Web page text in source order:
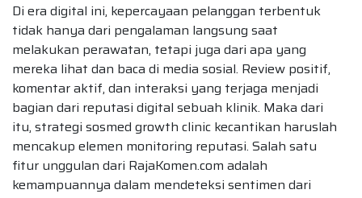
Di era digital ini, kepercayaan pelanggan terbentuk
tidak hanya dari pengalaman langsung saat
melakukan perawatan, tetapi juga dari apa yang
mereka lihat dan baca di media sosial. Review positif,
komentar aktif, dan interaksi yang terjaga menjadi
bagian dari reputasi digital sebuah klinik. Maka dari
itu, strategi sosmed growth clinic kecantikan haruslah
mencakup elemen monitoring reputasi. Salah satu
fitur unggulan dari RajaKomen.com adalah
kemampuannya dalam mendeteksi sentimen dari